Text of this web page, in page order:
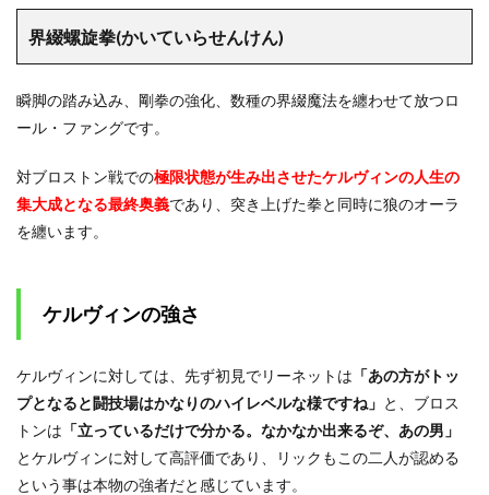
界綴螺旋拳(かいていらせんけん)
瞬脚の踏み込み、剛拳の強化、数種の界綴魔法を纏わせて放つロ
ール・ファングです。
対ブロストン戦での極限状態が生み出させたケルヴィンの人生の
集大成となる最終奥義であり、突き上げた拳と同時に狼のオーラ
を纏います。
ケルヴィンの強さ
ケルヴィンに対しては、先ず初見でリーネットは 「あの方がトッ
プとなると闘技場はかなりのハイレベルな様ですね」 と、ブロス
トンは 「立っているだけで分かる。なかなか出来るぞ、あの男」
とケルヴィンに対して高評価であり、リックもこの二人が認める
という事は本物の強者だと感じています。